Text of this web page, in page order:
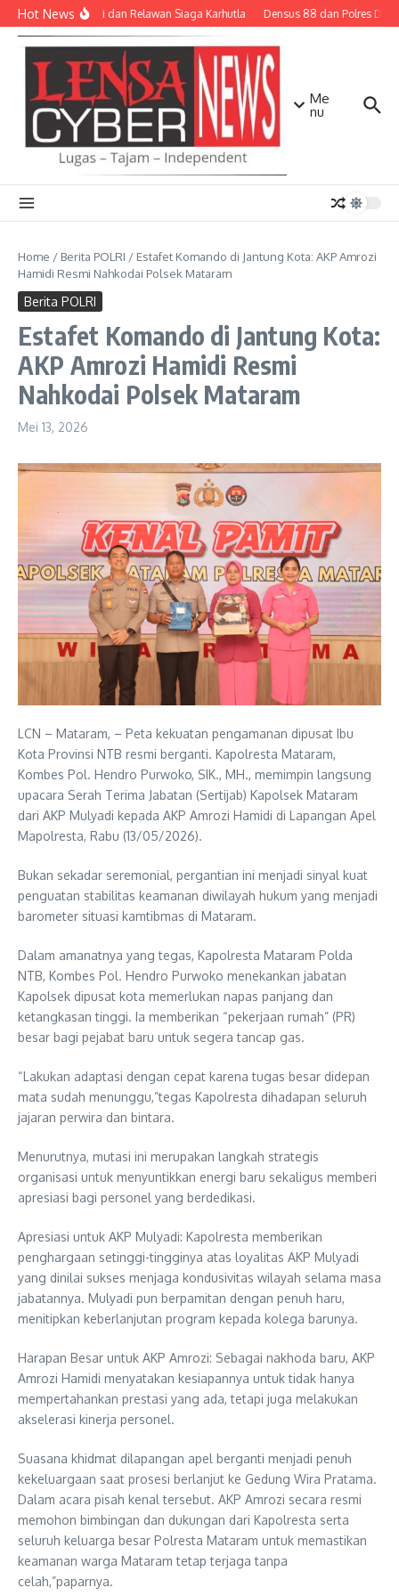
Lewati ke konten
Hot NewsTNI-Polri dan Relawan Siaga Karhutla Densus 88 dan Polres
Me
nu
Home / Berita POLRI / Estafet Komando di Jantung Kota: AKP Amrozi
Hamidi Resmi Nahkodai Polsek Mataram
Berita POLRI
Estafet Komando di Jantung Kota:
AKP Amrozi Hamidi Resmi
Nahkodai Polsek Mataram
Mei 13, 2026
LCN – Mataram, – Peta kekuatan pengamanan dipusat Ibu
Kota Provinsi NTB resmi berganti. Kapolresta Mataram,
Kombes Pol. Hendro Purwoko, SIK., MH., memimpin langsung
upacara Serah Terima Jabatan (Sertijab) Kapolsek Mataram
dari AKP Mulyadi kepada AKP Amrozi Hamidi di Lapangan Apel
Mapolresta, Rabu (13/05/2026).
Bukan sekadar seremonial, pergantian ini menjadi sinyal kuat
penguatan stabilitas keamanan diwilayah hukum yang menjadi
barometer situasi kamtibmas di Mataram.
Dalam amanatnya yang tegas, Kapolresta Mataram Polda
NTB, Kombes Pol. Hendro Purwoko menekankan jabatan
Kapolsek dipusat kota memerlukan napas panjang dan
ketangkasan tinggi. Ia memberikan “pekerjaan rumah” (PR)
besar bagi pejabat baru untuk segera tancap gas.
“Lakukan adaptasi dengan cepat karena tugas besar didepan
mata sudah menunggu,”tegas Kapolresta dihadapan seluruh
jajaran perwira dan bintara.
Menurutnya, mutasi ini merupakan langkah strategis
organisasi untuk menyuntikkan energi baru sekaligus memberi
apresiasi bagi personel yang berdedikasi.
Apresiasi untuk AKP Mulyadi: Kapolresta memberikan
penghargaan setinggi-tingginya atas loyalitas AKP Mulyadi
yang dinilai sukses menjaga kondusivitas wilayah selama masa
jabatannya. Mulyadi pun berpamitan dengan penuh haru,
menitipkan keberlanjutan program kepada kolega barunya.
Harapan Besar untuk AKP Amrozi: Sebagai nakhoda baru, AKP
Amrozi Hamidi menyatakan kesiapannya untuk tidak hanya
mempertahankan prestasi yang ada, tetapi juga melakukan
akselerasi kinerja personel.
Suasana khidmat dilapangan apel berganti menjadi penuh
kekeluargaan saat prosesi berlanjut ke Gedung Wira Pratama.
Dalam acara pisah kenal tersebut. AKP Amrozi secara resmi
memohon bimbingan dan dukungan dari Kapolresta serta
seluruh keluarga besar Polresta Mataram untuk memastikan
keamanan warga Mataram tetap terjaga tanpa
celah,”paparnya.